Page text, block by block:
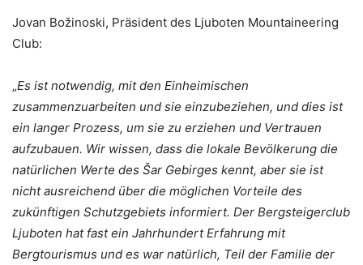
Jovan Božinoski, Präsident des Ljuboten Mountaineering
Club:
„Es ist notwendig, mit den Einheimischen
zusammenzuarbeiten und sie einzubeziehen, und dies ist
ein langer Prozess, um sie zu erziehen und Vertrauen
aufzubauen. Wir wissen, dass die lokale Bevölkerung die
natürlichen Werte des Šar Gebirges kennt, aber sie ist
nicht ausreichend über die möglichen Vorteile des
zukünftigen Schutzgebiets informiert. Der Bergsteigerclub
Ljuboten hat fast ein Jahrhundert Erfahrung mit
Bergtourismus und es war natürlich, Teil der Familie der